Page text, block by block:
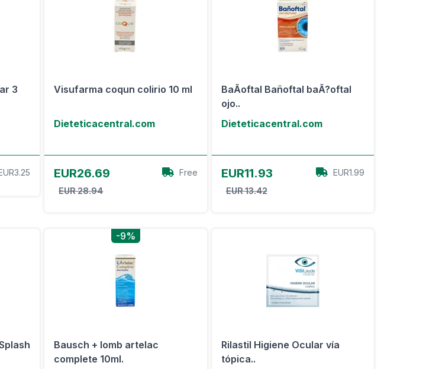
3
Visufarma coqun colirio 10 ml
Dieteticacentral.com
EUR26.69
EUR 28.94
Free
BaÃoftal Bañoftal baÃ?oftal
ojo..
Dieteticacentral.com
EUR11.93
EUR 13.42
EUR1.99
-9%
Bausch + lomb artelac
complete 10ml.
Rilastil Higiene Ocular vía
tópica..